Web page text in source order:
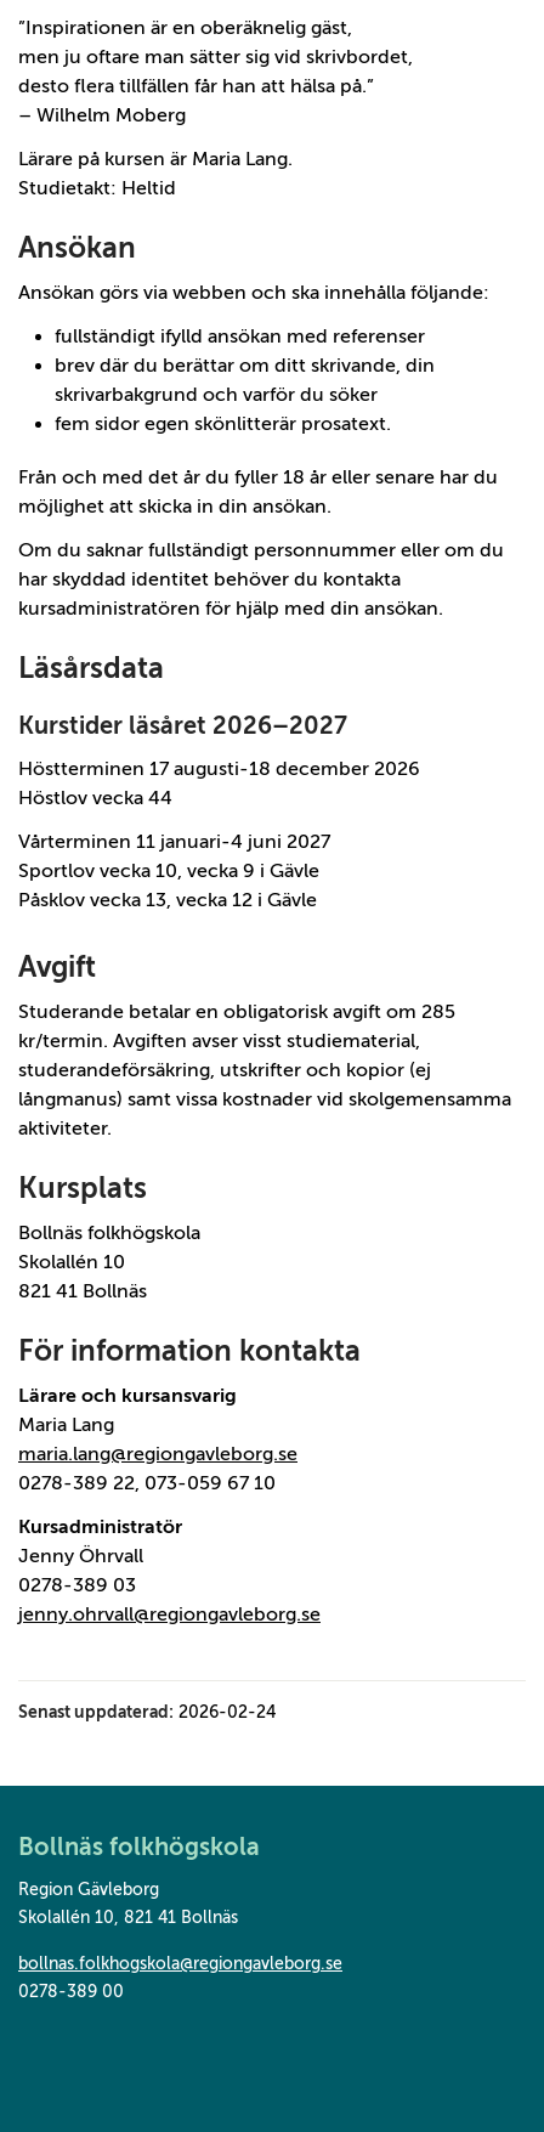
”Inspirationen är en oberäknelig gäst,
men ju oftare man sätter sig vid skrivbordet,
desto flera tillfällen får han att hälsa på.”
– Wilhelm Moberg
Lärare på kursen är Maria Lang.
Studietakt: Heltid
Ansökan
Ansökan görs via webben och ska innehålla följande:
fullständigt ifylld ansökan med referenser
brev där du berättar om ditt skrivande, din
skrivarbakgrund och varför du söker
fem sidor egen skönlitterär prosatext.
Från och med det år du fyller 18 år eller senare har du
möjlighet att skicka in din ansökan.
Om du saknar fullständigt personnummer eller om du
har skyddad identitet behöver du kontakta
kursadministratören för hjälp med din ansökan.
Läsårsdata
Kurstider läsåret 2026–2027
Höstterminen 17 augusti-18 december 2026
Höstlov vecka 44
Vårterminen 11 januari-4 juni 2027
Sportlov vecka 10, vecka 9 i Gävle
Påsklov vecka 13, vecka 12 i Gävle
Avgift
Studerande betalar en obligatorisk avgift om 285
kr/termin. Avgiften avser visst studiematerial,
studerandeförsäkring, utskrifter och kopior (ej
långmanus) samt vissa kostnader vid skolgemensamma
aktiviteter.
Kursplats
Bollnäs folkhögskola
Skolallén 10
821 41 Bollnäs
För information kontakta
Lärare och kursansvarig
Maria Lang
maria.lang@regiongavleborg.se
0278-389 22, 073-059 67 10
Kursadministratör
Jenny Öhrvall
0278-389 03
jenny.ohrvall@regiongavleborg.se
Senast uppdaterad: 2026-02-24
Bollnäs folkhögskola
Region Gävleborg
Skolallén 10, 821 41 Bollnäs
bollnas.folkhogskola@regiongavleborg.se
0278-389 00